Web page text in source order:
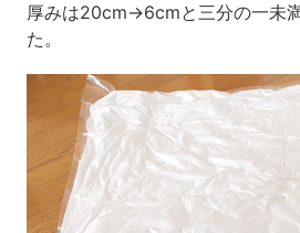
厚みは20cm→6cmと三分の一未
た。